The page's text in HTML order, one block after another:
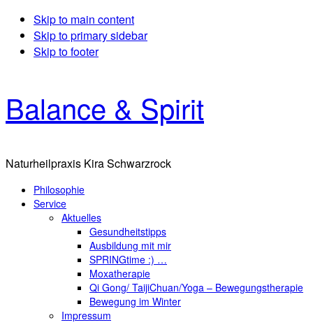
Skip to main content
Skip to primary sidebar
Skip to footer
Balance & Spirit
Naturheilpraxis Kira Schwarzrock
Philosophie
Service
Aktuelles
Gesundheitstipps
Ausbildung mit mir
SPRINGtime :) …
Moxatherapie
Qi Gong/ TaijiChuan/Yoga – Bewegungstherapie
Bewegung im Winter
Impressum